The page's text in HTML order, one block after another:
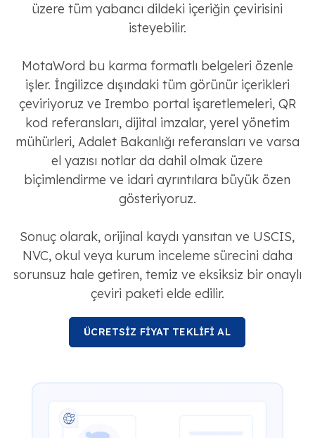
üzere tüm yabancı dildeki içeriğin çevirisini
isteyebilir.
MotaWord bu karma formatlı belgeleri özenle
işler. İngilizce dışındaki tüm görünür içerikleri
çeviriyoruz ve Irembo portal işaretlemeleri, QR
kod referansları, dijital imzalar, yerel yönetim
mühürleri, Adalet Bakanlığı referansları ve varsa
el yazısı notlar da dahil olmak üzere
biçimlendirme ve idari ayrıntılara büyük özen
gösteriyoruz.
Sonuç olarak, orijinal kaydı yansıtan ve USCIS,
NVC, okul veya kurum inceleme sürecini daha
sorunsuz hale getiren, temiz ve eksiksiz bir onaylı
çeviri paketi elde edilir.
ÜCRETSİZ FİYAT TEKLİFİ AL